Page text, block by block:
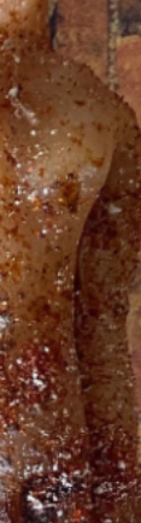
Bad
-
de Pin
alfileres
tallar su
La vela
está
***
*** Si
Puede